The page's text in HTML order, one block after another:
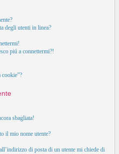
degli utenti in linea?
piú a connettermi?!
cookie”?
sbagliata!
il mio nome utente?
di posta di un utente mi chiede di